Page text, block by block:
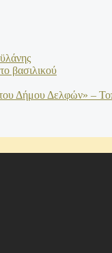
βασιλικού
Δήμου Δελφών» –